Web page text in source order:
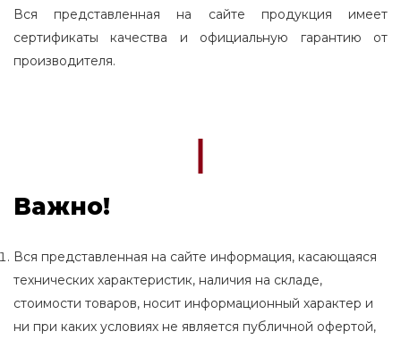
Вся представленная на сайте продукция имеет
сертификаты качества и официальную гарантию от
производителя.
Важно!
Вся представленная на сайте информация, касающаяся
технических характеристик, наличия на складе,
стоимости товаров, носит информационный характер и
ни при каких условиях не является публичной офертой,